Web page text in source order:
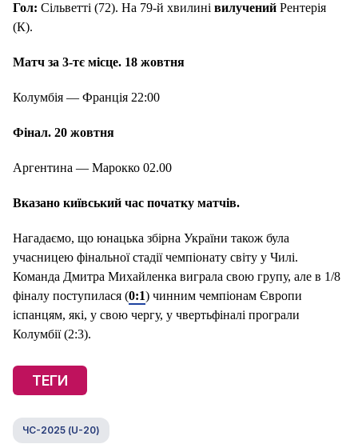
Гол: Сільветті (72). На 79-й хвилині вилучений Рентерія
(К).
Матч за 3-тє місце. 18 жовтня
Колумбія — Франція 22:00
Фінал. 20 жовтня
Аргентина — Марокко 02.00
Вказано київський час початку матчів.
Нагадаємо, що юнацька збірна України також була
учасницею фінальної стадії чемпіонату світу у Чилі.
Команда Дмитра Михайленка виграла свою групу, але в 1/8
фіналу поступилася (0:1) чинним чемпіонам Європи
іспанцям, які, у свою чергу, у чвертьфіналі програли
Колумбії (2:3).
ТЕГИ
ЧС-2025 (U-20)